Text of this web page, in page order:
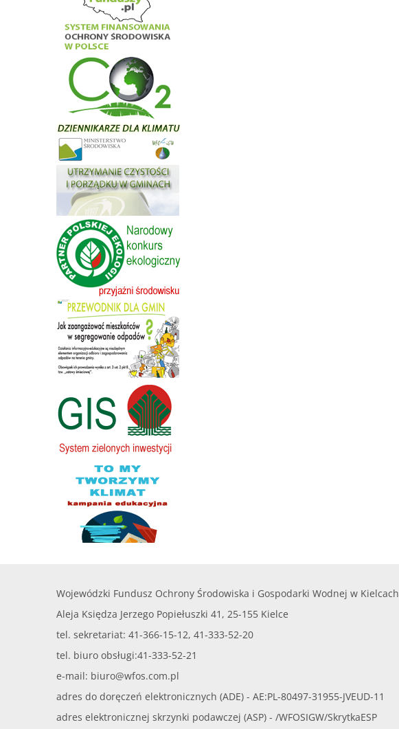
Wojewódzki Fundusz Ochrony Środowiska i Gospodarki Wodnej w Kielcach
Aleja Księdza Jerzego Popiełuszki 41, 25-155 Kielce
tel. sekretariat: 41-366-15-12, 41-333-52-20
tel. biuro obsługi:41-333-52-21
e-mail: biuro@wfos.com.pl
adres do doręczeń elektronicznych (ADE) - AE:PL-80497-31955-JVEUD-11
adres elektronicznej skrzynki podawczej (ASP) - /WFOSIGW/SkrytkaESP